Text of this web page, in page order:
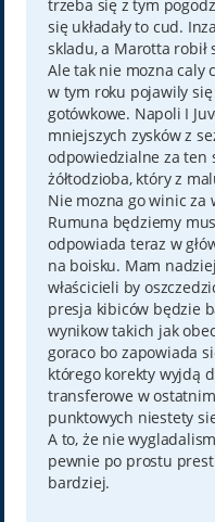
trzeba się z tym
się układały to cud.
skladu, a Marotta robił
Ale tak nie mozna caly
w tym roku pojawily
gotówkowe. Napoli I
mniejszych zysków z
odpowiedzialne za ten
żółtodzioba, który z
Nie mozna go winic za
Rumuna będziemy
odpowiada teraz w
na boisku. Mam
właścicieli by
presja kibiców będzie
wynikow takich jak
goraco bo zapowiada
którego korekty wyjdą
transferowe w
punktowych niestety
A to, że nie
pewnie po prostu
bardziej.